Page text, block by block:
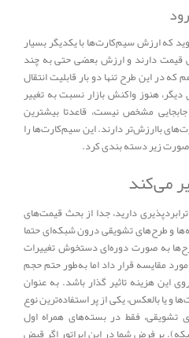
که ارزش سیم‌کارت‌ها با یکدیگر بسیار
قیمت دارند و ارزش بعضی حتی به چند
در این طرح تنها دو بار قابلیت انتقال
هنوز واکنش بازار نسبت به تغییر
مشخص نیست، قاعدتا بیشترین
باارزش‌تر دارند. این سیم‌کارت‌ها را
زیر دسته بندی کرد.
دارید، جدا از بحث قیمت‌های
و طرح‌های تشویقی درون شبکه‌ای حتما
به صورت دوره‌ای دستخوش تغییرات
مقایسه قرار داد اما به‌طور حتم حجم
این هزینه تاثیر گذار باشد. به عنوان
یا بالعکس، یکی از پر استفاده‌ترین نوع
فقط در بسته‌های همراه اول
بر فرض شما در این اپراتور اگر قبض